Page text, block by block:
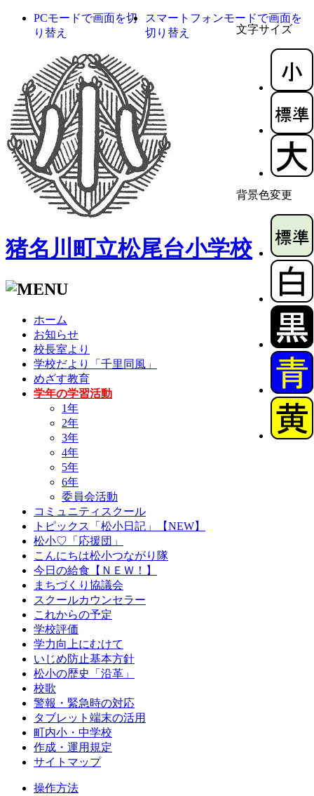
文字サイズ
背景色変更
PCモードで画面を切
り替え
スマートフォンモードで画面を
切り替え
猪名川町立松尾台小学校
ホーム
お知らせ
校長室より
学校だより「千里同風」
めざす教育
学年の学習活動
1年
2年
3年
4年
5年
6年
委員会活動
コミュニティスクール
トピックス「松小日記」【NEW】
松小♡「応援団」
こんにちは松小つながり隊
今日の給食【ＮＥＷ！】
まちづくり協議会
スクールカウンセラー
これからの予定
学校評価
学力向上にむけて
いじめ防止基本方針
松小の歴史「沿革」
校歌
警報・緊急時の対応
タブレット端末の活用
町内小・中学校
作成・運用規定
サイトマップ
操作方法